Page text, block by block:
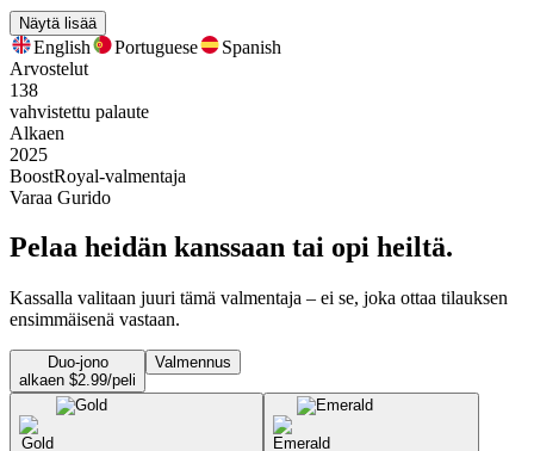
Näytä lisää
English Portuguese
Spanish
Arvostelut
138
vahvistettu palaute
Alkaen
2025
BoostRoyal-valmentaja
Varaa Gurido
Pelaa heidän kanssaan tai opi heiltä.
Kassalla valitaan juuri tämä valmentaja – ei se, joka ottaa tilauksen
ensimmäisenä vastaan.
Duo-jono
alkaen $2.99/peli
Valmennus